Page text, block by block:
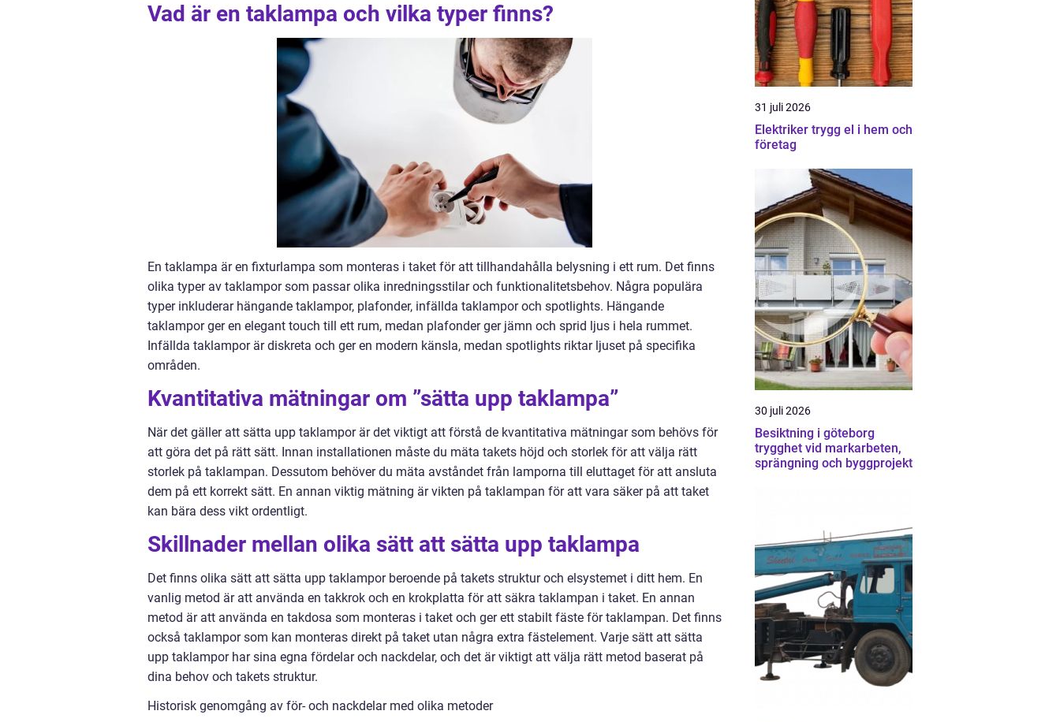
Vad är en taklampa och vilka typer finns?
En taklampa är en fixturlampa som monteras i taket för att tillhandahålla belysning i ett rum. Det finns
olika typer av taklampor som passar olika inredningsstilar och funktionalitetsbehov. Några populära
typer inkluderar hängande taklampor, plafonder, infällda taklampor och spotlights. Hängande
taklampor ger en elegant touch till ett rum, medan plafonder ger jämn och sprid ljus i hela rummet.
Infällda taklampor är diskreta och ger en modern känsla, medan spotlights riktar ljuset på specifika
områden.
Kvantitativa mätningar om ”sätta upp taklampa”
När det gäller att sätta upp taklampor är det viktigt att förstå de kvantitativa mätningar som behövs för
att göra det på rätt sätt. Innan installationen måste du mäta takets höjd och storlek för att välja rätt
storlek på taklampan. Dessutom behöver du mäta avståndet från lamporna till eluttaget för att ansluta
dem på ett korrekt sätt. En annan viktig mätning är vikten på taklampan för att vara säker på att taket
kan bära dess vikt ordentligt.
Skillnader mellan olika sätt att sätta upp taklampa
Det finns olika sätt att sätta upp taklampor beroende på takets struktur och elsystemet i ditt hem. En
vanlig metod är att använda en takkrok och en krokplatta för att säkra taklampan i taket. En annan
metod är att använda en takdosa som monteras i taket och ger ett stabilt fäste för taklampan. Det finns
också taklampor som kan monteras direkt på taket utan några extra fästelement. Varje sätt att sätta
upp taklampor har sina egna fördelar och nackdelar, och det är viktigt att välja rätt metod baserat på
dina behov och takets struktur.
Historisk genomgång av för- och nackdelar med olika metoder
31 juli 2026
Elektriker trygg el i hem och
företag
30 juli 2026
Besiktning i göteborg
trygghet vid markarbeten,
sprängning och byggprojekt